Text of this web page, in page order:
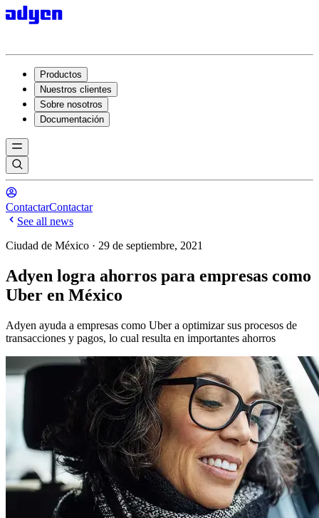
Productos
Nuestros clientes
Sobre nosotros
Documentación
ContactarContactar
See all news
Ciudad de México · 29 de septiembre, 2021
Adyen logra ahorros para empresas como
Uber en México
Adyen ayuda a empresas como Uber a optimizar sus procesos de
transacciones y pagos, lo cual resulta en importantes ahorros